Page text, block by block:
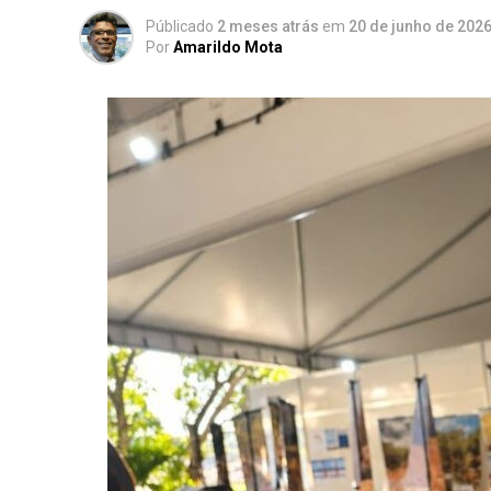
Públicado 2 meses atrás em 20 de junho de 2026
PorAmarildo Mota